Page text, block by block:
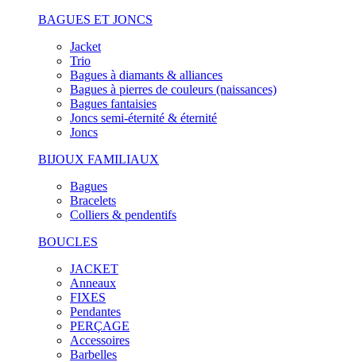
BAGUES ET JONCS
Jacket
Trio
Bagues à diamants & alliances
Bagues à pierres de couleurs (naissances)
Bagues fantaisies
Joncs semi-éternité & éternité
Joncs
BIJOUX FAMILIAUX
Bagues
Bracelets
Colliers & pendentifs
BOUCLES
JACKET
Anneaux
FIXES
Pendantes
PERÇAGE
Accessoires
Barbelles